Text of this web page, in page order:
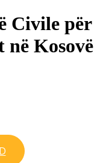
Civile për
Kosovë